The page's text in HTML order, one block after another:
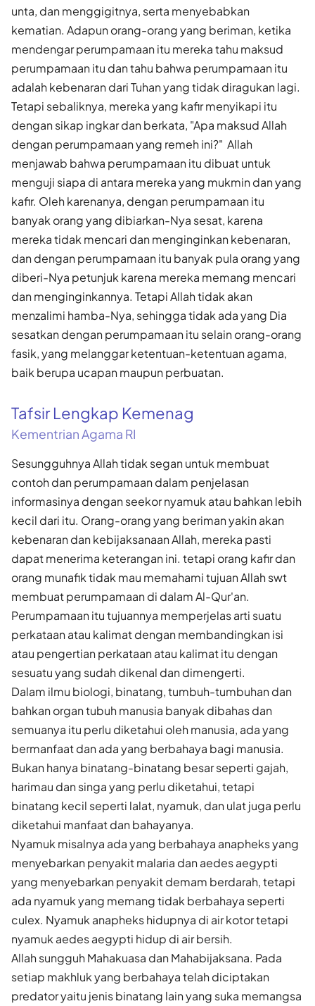
unta, dan menggigitnya, serta menyebabkan
kematian. Adapun orang-orang yang beriman, ketika
mendengar perumpamaan itu mereka tahu maksud
perumpamaan itu dan tahu bahwa perumpamaan itu
adalah kebenaran dari Tuhan yang tidak diragukan lagi.
Tetapi sebaliknya, mereka yang kafir menyikapi itu
dengan sikap ingkar dan berkata, "Apa maksud Allah
dengan perumpamaan yang remeh ini?" Allah
menjawab bahwa perumpamaan itu dibuat untuk
menguji siapa di antara mereka yang mukmin dan yang
kafir. Oleh karenanya, dengan perumpamaan itu
banyak orang yang dibiarkan-Nya sesat, karena
mereka tidak mencari dan menginginkan kebenaran,
dan dengan perumpamaan itu banyak pula orang yang
diberi-Nya petunjuk karena mereka memang mencari
dan menginginkannya. Tetapi Allah tidak akan
menzalimi hamba-Nya, sehingga tidak ada yang Dia
sesatkan dengan perumpamaan itu selain orang-orang
fasik, yang melanggar ketentuan-ketentuan agama,
baik berupa ucapan maupun perbuatan.
Tafsir Lengkap Kemenag
Kementrian Agama RI
Sesungguhnya Allah tidak segan untuk membuat
contoh dan perumpamaan dalam penjelasan
informasinya dengan seekor nyamuk atau bahkan lebih
kecil dari itu. Orang-orang yang beriman yakin akan
kebenaran dan kebijaksanaan Allah, mereka pasti
dapat menerima keterangan ini. tetapi orang kafir dan
orang munafik tidak mau memahami tujuan Allah swt
membuat perumpamaan di dalam Al-Qur'an.
Perumpamaan itu tujuannya memperjelas arti suatu
perkataan atau kalimat dengan membandingkan isi
atau pengertian perkataan atau kalimat itu dengan
sesuatu yang sudah dikenal dan dimengerti.
Dalam ilmu biologi, binatang, tumbuh-tumbuhan dan
bahkan organ tubuh manusia banyak dibahas dan
semuanya itu perlu diketahui oleh manusia, ada yang
bermanfaat dan ada yang berbahaya bagi manusia.
Bukan hanya binatang-binatang besar seperti gajah,
harimau dan singa yang perlu diketahui, tetapi
binatang kecil seperti lalat, nyamuk, dan ulat juga perlu
diketahui manfaat dan bahayanya.
Nyamuk misalnya ada yang berbahaya anapheks yang
menyebarkan penyakit malaria dan aedes aegypti
yang menyebarkan penyakit demam berdarah, tetapi
ada nyamuk yang memang tidak berbahaya seperti
culex. Nyamuk anapheks hidupnya di air kotor tetapi
nyamuk aedes aegypti hidup di air bersih.
Allah sungguh Mahakuasa dan Mahabijaksana. Pada
setiap makhluk yang berbahaya telah diciptakan
predator yaitu jenis binatang lain yang suka memangsa